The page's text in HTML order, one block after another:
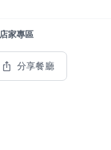
店家專區
分享餐廳